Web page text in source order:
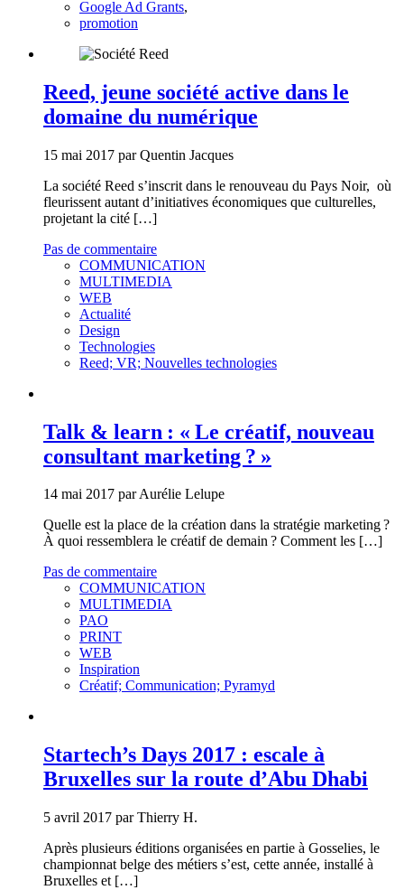
Google Ad Grants,
promotion
Reed, jeune société active dans le
domaine du numérique
15 mai 2017 par Quentin Jacques
La société Reed s’inscrit dans le renouveau du Pays Noir, où
fleurissent autant d’initiatives économiques que culturelles,
projetant la cité […]
Pas de commentaire
COMMUNICATION
MULTIMEDIA
WEB
Actualité
Design
Technologies
Reed; VR; Nouvelles technologies
Talk & learn : « Le créatif, nouveau
consultant marketing ? »
14 mai 2017 par Aurélie Lelupe
Quelle est la place de la création dans la stratégie marketing ?
À quoi ressemblera le créatif de demain ? Comment les […]
Pas de commentaire
COMMUNICATION
MULTIMEDIA
PAO
PRINT
WEB
Inspiration
Créatif; Communication; Pyramyd
Startech’s Days 2017 : escale à
Bruxelles sur la route d’Abu Dhabi
5 avril 2017 par Thierry H.
Après plusieurs éditions organisées en partie à Gosselies, le
championnat belge des métiers s’est, cette année, installé à
Bruxelles et […]